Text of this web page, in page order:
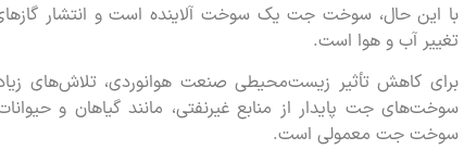
با این حال، سوخت جت یک سوخت آلاینده است و انتشار
تغییر آب و هوا است.
برای کاهش تأثیر زیست‌محیطی صنعت هوانوردی، تلاش‌های
سوخت‌های جت پایدار از منابع غیرنفتی، مانند گیاهان و
سوخت جت معمولی است.